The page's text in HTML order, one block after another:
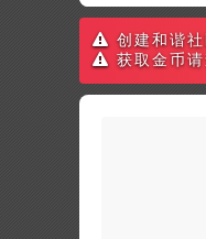
创建和谐
获取金币